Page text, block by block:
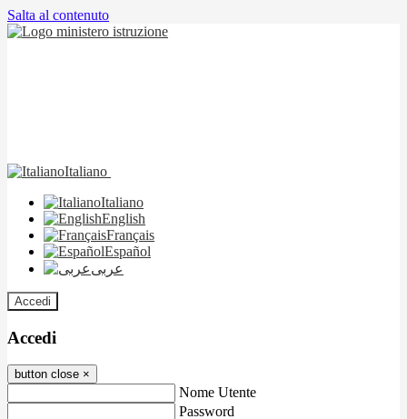
Salta al contenuto
Italiano
Italiano
English
Français
Español
عربى
Accedi
Accedi
button close ×
Nome Utente
Password